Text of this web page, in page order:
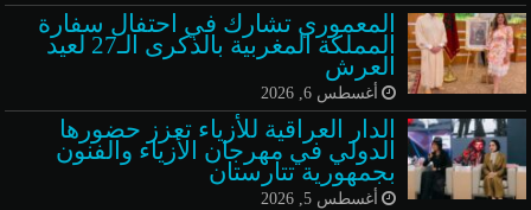
المعموري تشارك في احتفال سفارة
المملكة المغربية بالذكرى الـ27 لعيد
العرش
أغسطس 6, 2026
الدار العراقية للأزياء تعزز حضورها
الدولي في مهرجان الأزياء والفنون
بجمهورية تتارستان
أغسطس 5, 2026